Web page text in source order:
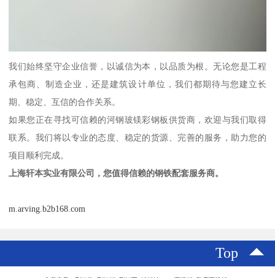
我们始终坚守企业信誉，以诚信为本，以品质为根。无论您是工程
承包商、制造企业，还是建筑设计单位，我们都期待与您建立长
期、稳定、互信的合作关系。
如果您正在寻找可信赖的河钢玻镁彩钢板供货商，欢迎与我们取得
联系。我们将以专业的态度、稳定的货源、完善的服务，助力您的
项目顺利完成。
上海轩本实业有限公司，您值得信赖的钢铁配套服务商。
m.arving.b2b168.com
Top